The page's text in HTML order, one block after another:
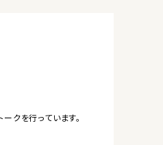
クを行っています。